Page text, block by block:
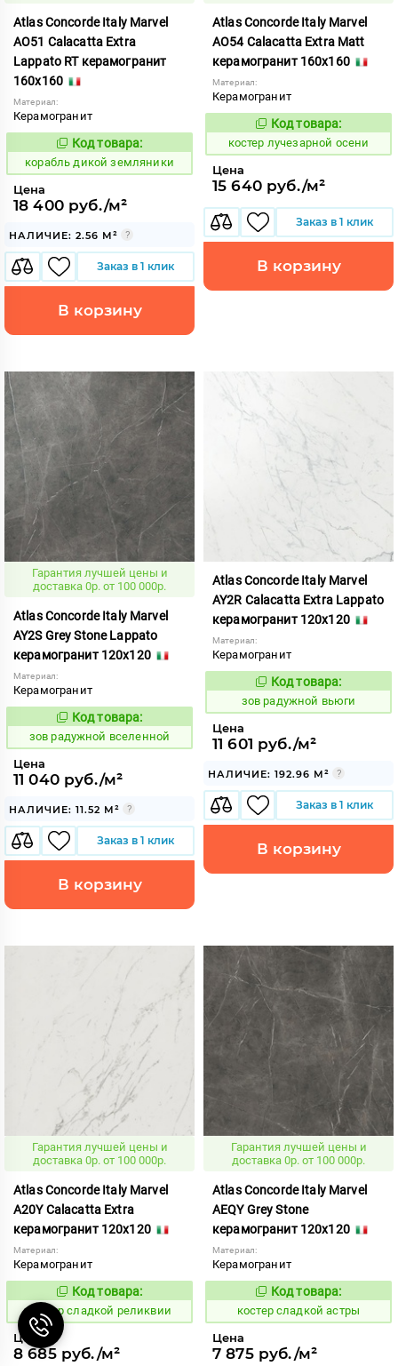
Atlas Concorde Italy Marvel
AO51 Calacatta Extra
Lappato RT керамогранит
160x160
Материал:
Керамогранит
768781
Код товара:
корабль дикой земляники
Цена
18 400 руб./м²
НАЛИЧИЕ: 2.56 М²
Заказ в 1 клик
В корзину
Atlas Concorde Italy Marvel
AO54 Calacatta Extra Matt
керамогранит 160x160
Материал:
Керамогранит
807815
Код товара:
костер лучезарной осени
Цена
15 640 руб./м²
Заказ в 1 клик
В корзину
Гарантия лучшей цены и
доставка 0р. от 100 000р.
Atlas Concorde Italy Marvel
AY2S Grey Stone Lappato
керамогранит 120x120
Материал:
Керамогранит
509513
Код товара:
зов радужной вселенной
Цена
11 040 руб./м²
НАЛИЧИЕ: 11.52 М²
Заказ в 1 клик
В корзину
Atlas Concorde Italy Marvel
AY2R Calacatta Extra Lappato
керамогранит 120x120
Материал:
Керамогранит
509514
Код товара:
зов радужной вьюги
Цена
11 601 руб./м²
НАЛИЧИЕ: 192.96 М²
Заказ в 1 клик
В корзину
Гарантия лучшей цены и
доставка 0р. от 100 000р.
Atlas Concorde Italy Marvel
A20Y Calacatta Extra
керамогранит 120x120
Материал:
Керамогранит
808330
Код товара:
костер сладкой реликвии
Цена
8 685 руб./м²
Гарантия лучшей цены и
доставка 0р. от 100 000р.
Atlas Concorde Italy Marvel
AEQY Grey Stone
керамогранит 120x120
Материал:
Керамогранит
808331
Код товара:
костер сладкой астры
Цена
7 875 руб./м²